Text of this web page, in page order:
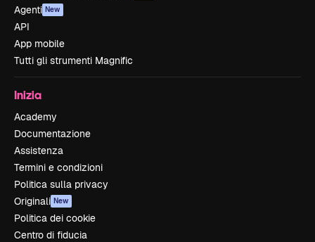
Agenti New
API
App mobile
Tutti gli strumenti Magnific
Inizia
Academy
Documentazione
Assistenza
Termini e condizioni
Politica sulla privacy
Originali New
Politica dei cookie
Centro di fiducia